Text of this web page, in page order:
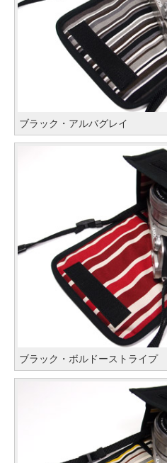
ブラック・アルバグレイ
ブラック・ボルドーストライプ